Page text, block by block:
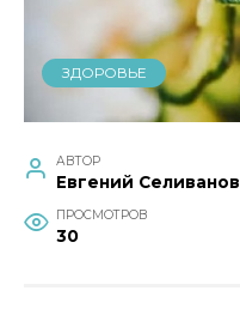
ЗДОРОВЬЕ
АВТОР
Евгений Селиванов
ПРОСМОТРОВ
30